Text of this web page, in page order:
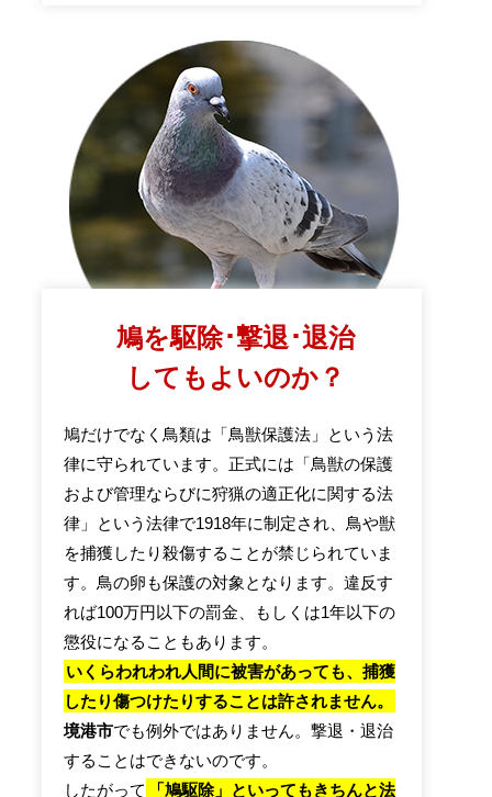
鳩を駆除･撃退･退治
してもよいのか？
鳩だけでなく鳥類は「鳥獣保護法」という法
律に守られています。正式には「鳥獣の保護
および管理ならびに狩猟の適正化に関する法
律」という法律で1918年に制定され、鳥や獣
を捕獲したり殺傷することが禁じられていま
す。鳥の卵も保護の対象となります。違反す
れば100万円以下の罰金、もしくは1年以下の
懲役になることもあります。
いくらわれわれ人間に被害があっても、捕獲
したり傷つけたりすることは許されません。
境港市でも例外ではありません。撃退・退治
することはできないのです。
したがって
「鳩駆除」といってもきちんと法